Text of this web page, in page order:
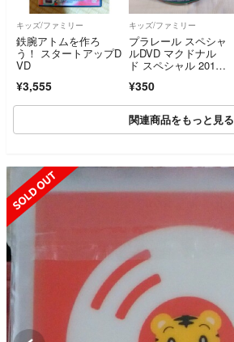
キッズ/ファミリー
鉄腕アトムを作ろ
う！ スタートアップD
VD
¥3,555
キッズ/ファミリー
プラレール スペシャ
ルDVD マクドナル
ド スペシャル 201
¥350
関連商品をもっと見る
SOLD OUT